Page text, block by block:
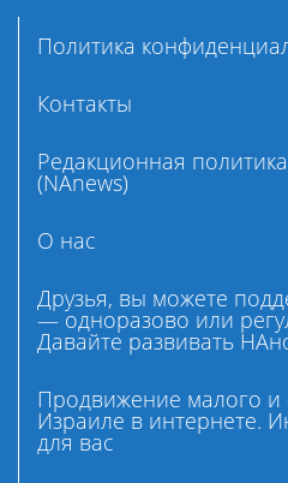
Политика
Контакты
Редакционная
(NAnews)
О нас
Друзья, вы можете
— одноразово или
Давайте развивать
Продвижение малого и
Израиле в интернете.
для вас